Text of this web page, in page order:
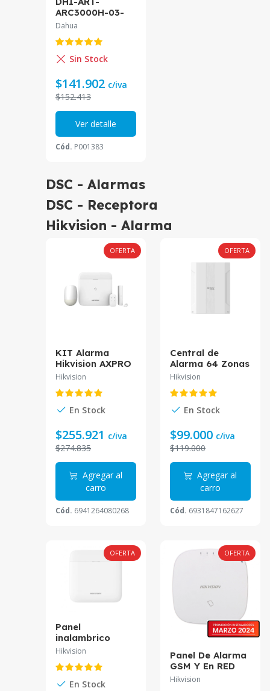
ARC3000H-03-
FW2-C. Kit
Inalámbrica
Dahua
Red/Wifi/3G/4G
Inc Sensor
Magnetico y
Llavero
Dahua
Sin Stock
$141.902 c/iva
$152.413
Ver detalle
Cód. P001383
DSC - Alarmas
DSC - Receptora
Hikvision - Alarma
OFERTA
KIT Alarma
Hikvision AXPRO
Red WiFi Y 3G
WB
Hikvision
En Stock
$255.921 c/iva
$274.835
Agregar al
carro
Cód. 6941264080268
OFERTA
Central de
Alarma 64 Zonas
Híbrido DS-
Hikvision
Hikvision
En Stock
$99.000 c/iva
$119.000
Agregar al
carro
Cód. 6931847162627
OFERTA
Panel
inalambrico
AXPRO WiFi y
PWA48-E-WB
Hikvision*
Hikvision
En Stock
OFERTA
Panel De Alarma
GSM Y En RED
DS-PWA32-HSR
Hikvision